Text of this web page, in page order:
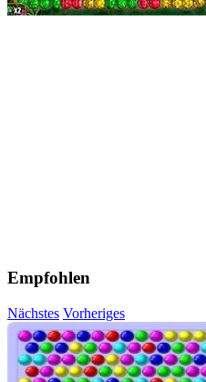
Empfohlen
Nächstes Vorheriges